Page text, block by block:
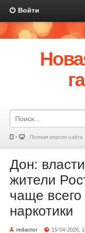
Войти
Полная версия сайта
Дон:
жители
чаще
наркотики
redactor 15-04-2026,